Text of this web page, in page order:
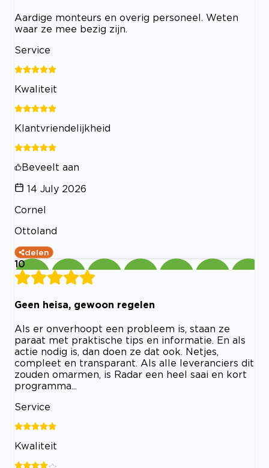
Aardige monteurs en overig personeel. Weten
waar ze mee bezig zijn.
Service
Kwaliteit
Klantvriendelijkheid
Beveelt aan
14 July 2026
Cornel
Ottoland
delen
10
Geen heisa, gewoon regelen
Als er onverhoopt een probleem is, staan ze
paraat met praktische tips en informatie. En als
actie nodig is, dan doen ze dat ook. Netjes,
compleet en transparant. Als alle leveranciers dit
zouden omarmen, is Radar een heel saai en kort
programma...
Service
Kwaliteit